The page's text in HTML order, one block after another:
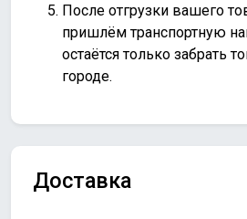
После отгрузки вашего
пришлём транспортную
остаётся только забрать
городе.
Доставка